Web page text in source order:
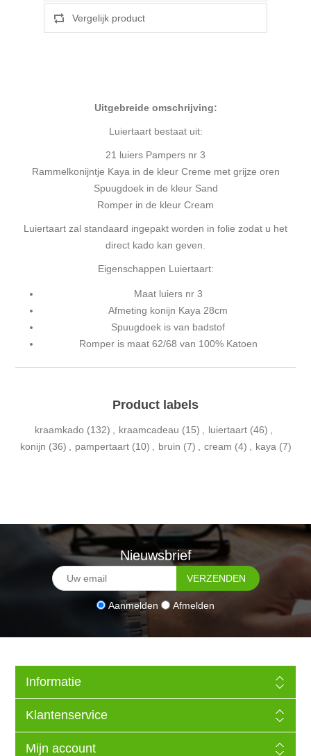
Uitgebreide omschrijving:
Luiertaart bestaat uit:
21 luiers Pampers nr 3
Rammelkonijntje Kaya in de kleur Creme met grijze oren
Spuugdoek in de kleur Sand
Romper in de kleur Cream
Luiertaart zal standaard ingepakt worden in folie zodat u het
direct kado kan geven.
Eigenschappen Luiertaart:
Maat luiers nr 3
Afmeting konijn Kaya 28cm
Spuugdoek is van badstof
Romper is maat 62/68 van 100% Katoen
Product labels
kraamkado (132) kraamcadeau (15) luiertaart (46)
konijn (36) pampertaart (10) bruin (7) cream (4) kaya (7)
Nieuwsbrief
Aanmelden Afmelden
Informatie
Klantenservice
Mijn account